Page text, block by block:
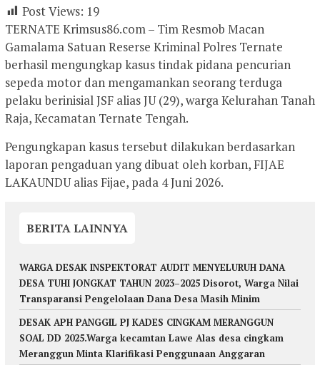
Post Views: 19
TERNATE Krimsus86.com – Tim Resmob Macan
Gamalama Satuan Reserse Kriminal Polres Ternate
berhasil mengungkap kasus tindak pidana pencurian
sepeda motor dan mengamankan seorang terduga
pelaku berinisial JSF alias JU (29), warga Kelurahan Tanah
Raja, Kecamatan Ternate Tengah.
Pengungkapan kasus tersebut dilakukan berdasarkan
laporan pengaduan yang dibuat oleh korban, FIJAE
LAKAUNDU alias Fijae, pada 4 Juni 2026.
BERITA LAINNYA
WARGA DESAK INSPEKTORAT AUDIT MENYELURUH DANA
DESA TUHI JONGKAT TAHUN 2023–2025 Disorot, Warga Nilai
Transparansi Pengelolaan Dana Desa Masih Minim
DESAK APH PANGGIL PJ KADES CINGKAM MERANGGUN
SOAL DD 2025.Warga kecamtan Lawe Alas desa cingkam
Meranggun Minta Klarifikasi Penggunaan Anggaran